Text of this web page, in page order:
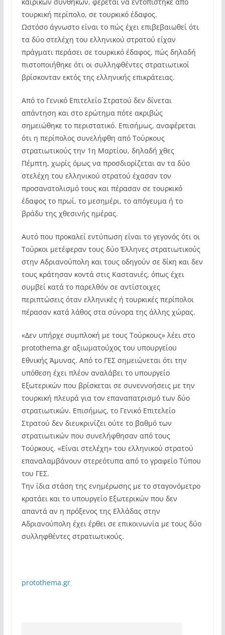
τουρκική περίπολο, σε τουρκικό έδαφος.
Ωστόσο άγνωστο είναι το πώς έχει επιβεβαιωθεί ότι
τα δύο στελέχη του ελληνικού στρατού είχαν
πράγματι περάσει σε τουρκικό έδαφος, πώς δηλαδή
πιστοποιήθηκε ότι οι συλληφθέντες στρατιωτικοί
βρίσκονταν εκτός της ελληνικής επικράτειας.
Από το Γενικό Επιτελείο Στρατού δεν δίνεται
απάντηση και στο ερώτημα πότε ακριβώς
σημειώθηκε το περιστατικό. Επισήμως, αναφέρεται
ότι η περίπολος συνελήφθη από Τούρκους
στρατιωτικούς την 1η Μαρτίου, δηλαδή χθες
Πέμπτη, χωρίς όμως να προσδιορίζεται αν τα δύο
στελέχη του ελληνικού στρατού έχασαν τον
προσανατολισμό τους και πέρασαν σε τουρκικό
έδαφος το πρωί, το μεσημέρι, το απόγευμα ή το
βράδυ της χθεσινής ημέρας.
Αυτό που προκαλεί εντύπωση είναι το γεγονός ότι οι
Τούρκοι μετέφεραν τους δύο Έλληνες στρατιωτικούς
στην Αδριανούπολη και τους οδηγούν σε δίκη και δεν
τους κράτησαν κοντά στις Καστανιές, όπως έχει
συμβεί κατά το παρελθόν σε αντίστοιχες
περιπτώσεις όταν ελληνικές ή τουρκικές περίπολοι
πέρασαν κατά λάθος στα σύνορα της άλλης χώρας.
«Δεν υπήρχε συμπλοκή με τους Τούρκους» λέει στο
protothema.gr αξιωματούχος του υπουργείου
Εθνικής Άμυνας. Από το ΓΕΣ σημειώνεται ότι την
υπόθεση έχει πλέον αναλάβει το υπουργείο
Εξωτερικών που βρίσκεται σε συνεννοήσεις με την
τουρκική πλευρά για τον επαναπατρισμό των δύο
στρατιωτικών. Επισήμως, το Γενικό Επιτελείο
Στρατού δεν διευκρινίζει ούτε το βαθμό των
στρατιωτικών που συνελήφθησαν από τους
Τούρκους. «Είναι στελέχη» του ελληνικού στρατού
επαναλαμβάνουν στερεότυπα από το γραφείο Τύπου
του ΓΕΣ.
Την ίδια στάση της ενημέρωσης με το σταγονόμετρο
κρατάει και το υπουργείο Εξωτερικών που δεν
απαντά αν η πρόξενος της Ελλάδας στην
Αδριανούπολη έχει έρθει σε επικοινωνία με τους δύο
συλληφθέντες στρατιωτικούς.
protothema.gr